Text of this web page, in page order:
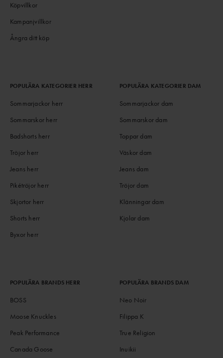
Köpvillkor
Kampanjvillkor
Ångra ditt köp
POPULÄRA KATEGORIER HERR
Sommarjackor herr
Sommarskor herr
Badshorts herr
Tröjor herr
Jeans herr
Pikétröjor herr
Skjortor herr
Shorts herr
Byxor herr
POPULÄRA KATEGORIER DAM
Sommarjackor dam
Sommarskor dam
Toppar dam
Väskor dam
Jeans dam
Tröjor dam
Klänningar dam
Kjolar dam
POPULÄRA BRANDS HERR
BOSS
Moose Knuckles
Peak Performance
Canada Goose
POPULÄRA BRANDS DAM
Neo Noir
Filippa K
True Religion
Inuikii